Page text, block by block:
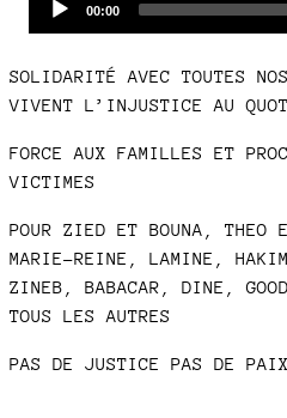
Current
00:00
SOLIDARITÉ AVEC TOUTES
VIVENT L’INJUSTICE AU
FORCE AUX FAMILLES ET
VICTIMES
POUR ZIED ET BOUNA, THEO
MARIE-REINE, LAMINE,
ZINEB, BABACAR, DINE,
TOUS LES AUTRES
PAS DE JUSTICE PAS DE